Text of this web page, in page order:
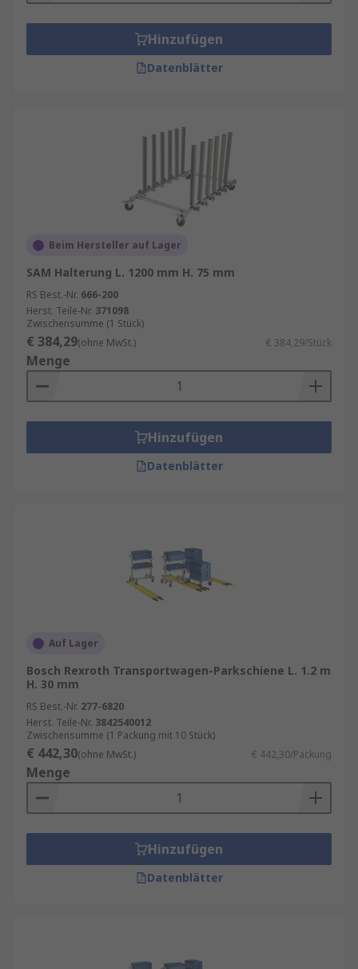
Hinzufügen
Datenblätter
Beim Hersteller auf Lager
SAM Halterung L. 1200 mm H. 75 mm
RS Best.-Nr. 666-200
Herst. Teile-Nr. 371098
Zwischensumme (1 Stück)
€ 384,29(ohne MwSt.) € 384,29/Stück
Menge
Hinzufügen
Datenblätter
Auf Lager
Bosch Rexroth Transportwagen-Parkschiene L. 1.2 m
H. 30 mm
RS Best.-Nr. 277-6820
Herst. Teile-Nr. 3842540012
Zwischensumme (1 Packung mit 10 Stück)
€ 442,30(ohne MwSt.) € 442,30/Packung
Menge
Hinzufügen
Datenblätter